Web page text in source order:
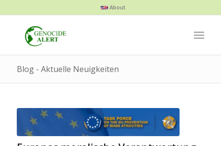
About
Blog - Aktuelle Neuigkeiten